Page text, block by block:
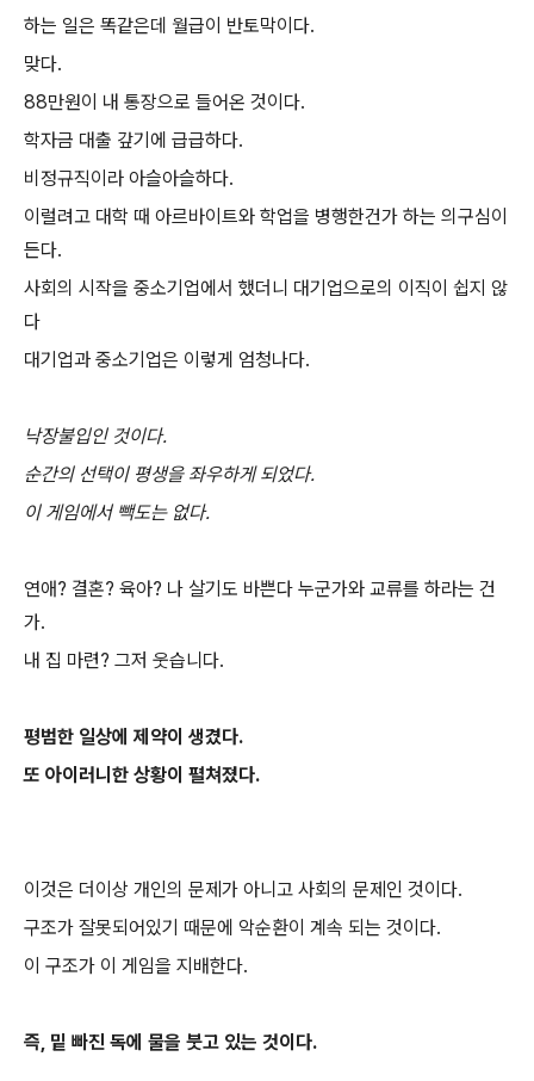
하는 일은 똑같은데 월급이 반토막이다.
맞다.
88만원이 내 통장으로 들어온 것이다.
학자금 대출 갚기에 급급하다.
비정규직이라 아슬아슬하다.
이럴려고 대학 때 아르바이트와 학업을 병행한건가 하는 의구심이
든다.
사회의 시작을 중소기업에서 했더니 대기업으로의 이직이 쉽지 않
다
대기업과 중소기업은 이렇게 엄청나다.
낙장불입인 것이다.
순간의 선택이 평생을 좌우하게 되었다.
이 게임에서 빽도는 없다.
연애? 결혼? 육아? 나 살기도 바쁜다 누군가와 교류를 하라는 건
가.
내 집 마련? 그저 웃습니다.
평범한 일상에 제약이 생겼다.
또 아이러니한 상황이 펼쳐졌다.
이것은 더이상 개인의 문제가 아니고 사회의 문제인 것이다.
구조가 잘못되어있기 때문에 악순환이 계속 되는 것이다.
이 구조가 이 게임을 지배한다.
즉, 밑 빠진 독에 물을 붓고 있는 것이다.